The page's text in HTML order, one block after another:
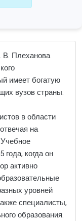
В. Плеханова
имеет богатую
вузов страны.
в области
на
когда он
активно
уровней
специалисты,
образования.